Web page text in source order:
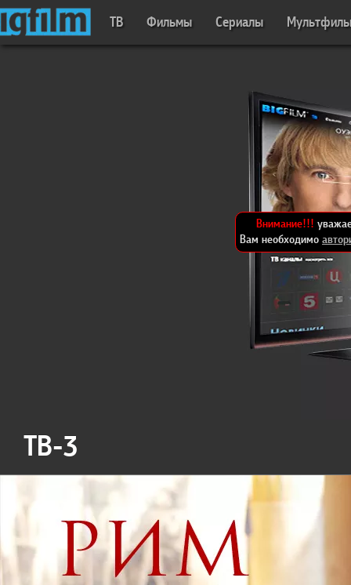
ТВ Фильмы Сериалы
Внимание!!!
Вам необходимо
ТВ-3